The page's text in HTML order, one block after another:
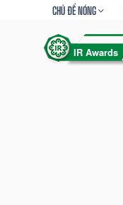
CHỦ ĐỀ NÓNG
VIETSTOCK